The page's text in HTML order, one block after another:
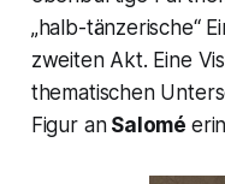
„halb-tänzerische“
zweiten Akt. Eine
thematischen
Figur anSalomé